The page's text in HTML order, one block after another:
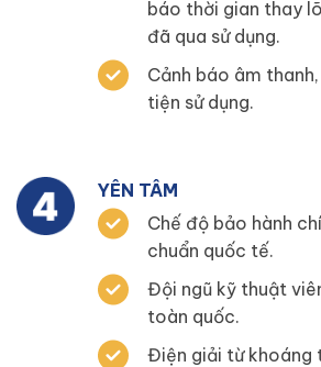
báo thời gian thay
đã qua sử dụng.
Cảnh báo âm
tiện sử dụng.
YÊN TÂM
Chế độ bảo hành
chuẩn quốc tế.
Đội ngũ kỹ thuật
toàn quốc.
Điện giải từ khoáng